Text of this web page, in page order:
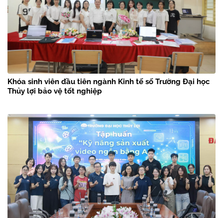
Khóa sinh viên đầu tiên ngành Kinh tế số Trường Đại học
Thủy lợi bảo vệ tốt nghiệp